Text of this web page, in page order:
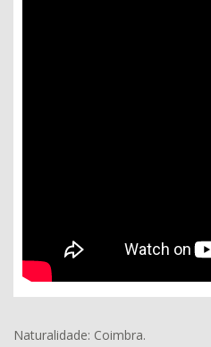
Naturalidade: Coimbra.